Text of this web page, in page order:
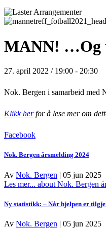
MANN! …Og
27. april 2022 / 19:00 - 20:30
Nok. Bergen i samarbeid med
Klikk herfor å lese mer om
Facebook
Nok. Bergen årsmelding 2024
Av Nok. Bergen | 05 jun 2025
Les mer... about Nok. Bergen
Ny statistikk: – Når hjelpen er
Av Nok. Bergen | 05 jun 2025